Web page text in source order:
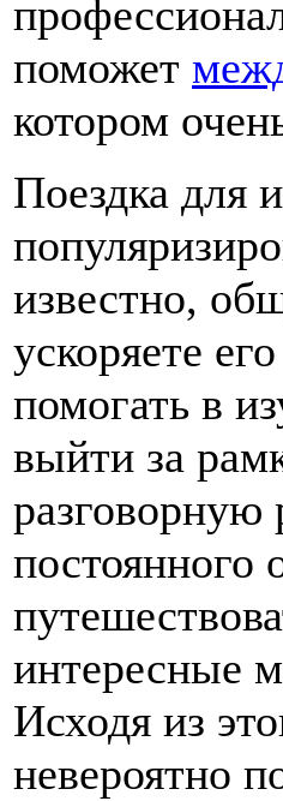
поможет
котором
Поездка для
известно,
ускоряете
помогать в
выйти за
постоянного
интересные
Исходя из
невероятно